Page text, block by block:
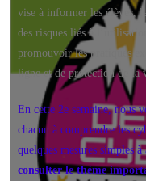
vise à informer les élèves,
des risques liés à
promouvoir les pratiques
ligne et de protection de la
En cette 2e semaine, nous
chacun à comprendre les
quelques mesures simples
consulter le thème